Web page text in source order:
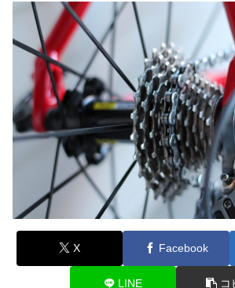
X Facebook
LINE コ